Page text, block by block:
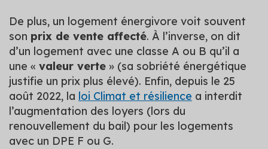
De plus, un logement énergivore voit souvent
son prix de vente affecté. À l’inverse, on dit
d’un logement avec une classe A ou B qu’il a
une « valeur verte » (sa sobriété énergétique
justifie un prix plus élevé). Enfin, depuis le 25
août 2022, la loi Climat et résilience a interdit
l’augmentation des loyers (lors du
renouvellement du bail) pour les logements
avec un DPE F ou G.